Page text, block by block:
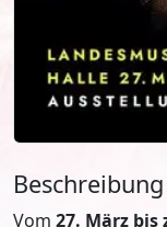
Beschreibung
Vom 27. März bis